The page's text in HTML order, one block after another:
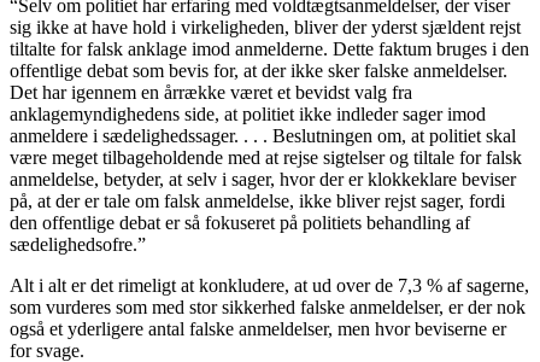
“Selv om politiet har erfaring med voldtægtsanmeldelser, der viser
sig ikke at have hold i virkeligheden, bliver der yderst sjældent rejst
tiltalte for falsk anklage imod anmelderne. Dette faktum bruges i den
offentlige debat som bevis for, at der ikke sker falske anmeldelser.
Det har igennem en årrække været et bevidst valg fra
anklagemyndighedens side, at politiet ikke indleder sager imod
anmeldere i sædelighedssager. . . . Beslutningen om, at politiet skal
være meget tilbageholdende med at rejse sigtelser og tiltale for falsk
anmeldelse, betyder, at selv i sager, hvor der er klokkeklare beviser
på, at der er tale om falsk anmeldelse, ikke bliver rejst sager, fordi
den offentlige debat er så fokuseret på politiets behandling af
sædelighedsofre.”
Alt i alt er det rimeligt at konkludere, at ud over de 7,3 % af sagerne,
som vurderes som med stor sikkerhed falske anmeldelser, er der nok
også et yderligere antal falske anmeldelser, men hvor beviserne er
for svage.